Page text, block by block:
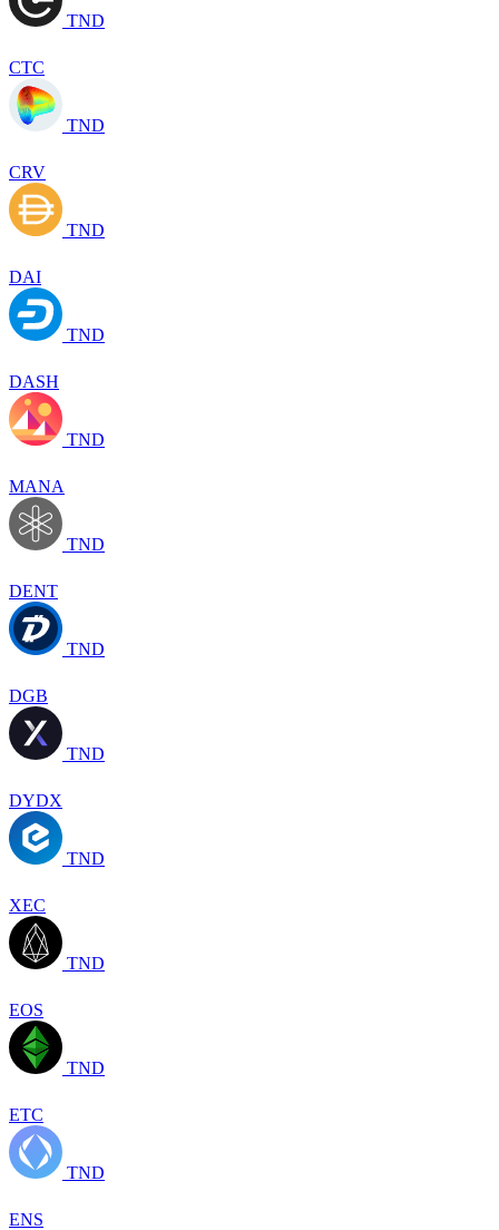
TND
CTC
TND
CRV
TND
DAI
TND
DASH
TND
MANA
TND
DENT
TND
DGB
TND
DYDX
TND
XEC
TND
EOS
TND
ETC
TND
ENS